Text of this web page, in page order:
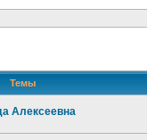
Темы
Алексеевна